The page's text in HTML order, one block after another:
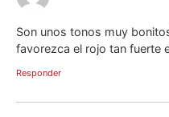
Son unos tonos muy
favorezca el rojo tan fuerte
Responder